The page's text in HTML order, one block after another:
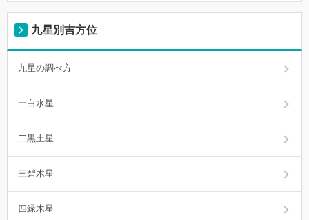
九星別吉方位
九星の調べ方
一白水星
二黒土星
三碧木星
四緑木星